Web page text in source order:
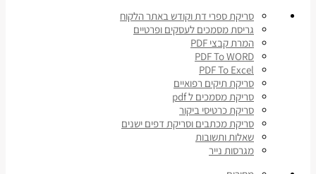
סריקת ספרי דת וקודש באתר הלקוח
גריסת מסמכים לעסקים ופרטיים
המרת קבצי PDF
PDF To WORD
PDF To Excel
סריקת תיקים רפואיים
סריקת מסמכים ל pdf
סריקת כרטיסי ביקור
סריקת מכתבים וסריקת דפים ישנים
שאלות ותשובות
מגרסות נייר